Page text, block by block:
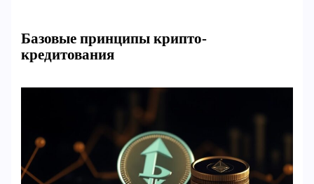
Базовые принципы крипто-
кредитования